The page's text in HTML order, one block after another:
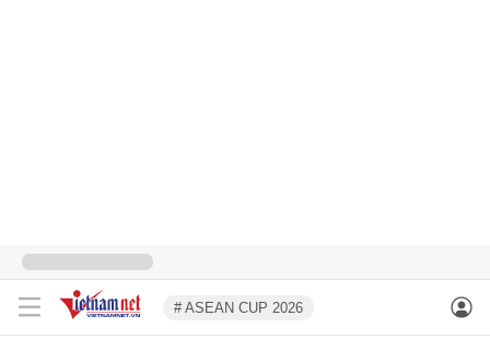
# ASEAN CUP 2026